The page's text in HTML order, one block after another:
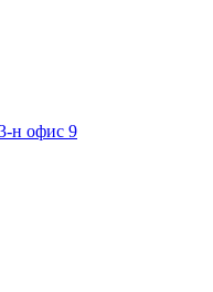
н офис 9